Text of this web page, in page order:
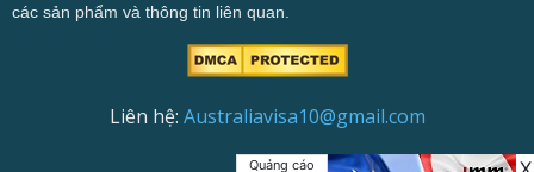
Quảng cáo
các sản phẩm và thông tin liên quan.
Liên hệ: Australiavisa10@gmail.com